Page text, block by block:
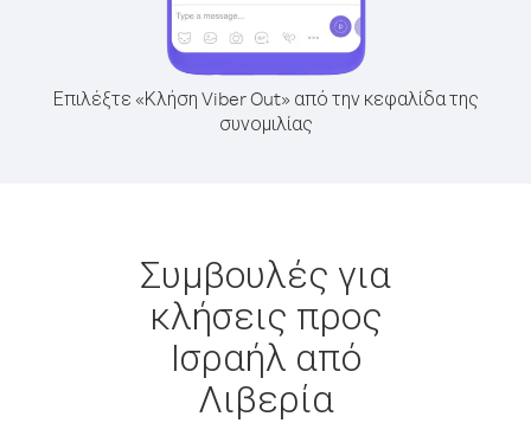
Επιλέξτε «Κλήση Viber Out» από την κεφαλίδα της
συνομιλίας
Συμβουλές για
κλήσεις προς
Ισραήλ από
Λιβερία